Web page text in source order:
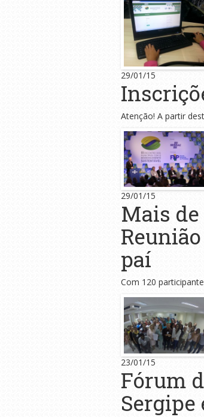
29/01/15
Atenção! A partir
29/01/15
Mais
paí
Com 120
23/01/15
Fórum